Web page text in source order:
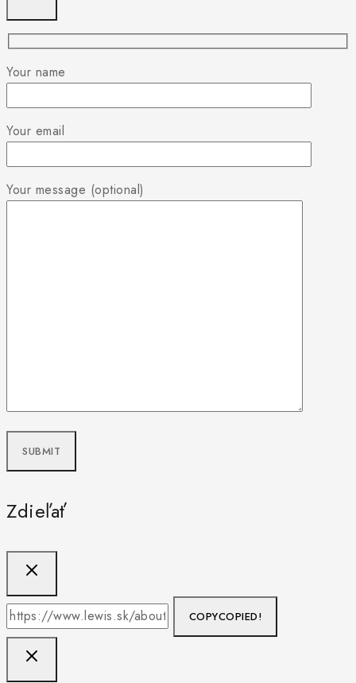
Your name
Your email
Your message (optional)
Zdieľať
COPYCOPIED!